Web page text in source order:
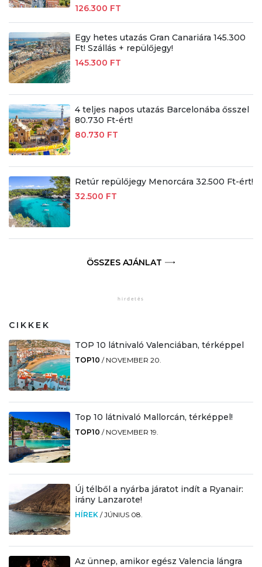
126.300 FT
Egy hetes utazás Gran Canariára 145.300
Ft! Szállás + repülőjegy!
145.300 FT
4 teljes napos utazás Barcelonába ősszel
80.730 Ft-ért!
80.730 FT
Retúr repülőjegy Menorcára 32.500 Ft-ért!
32.500 FT
ÖSSZES AJÁNLAT
CIKKEK
TOP 10 látnivaló Valenciában, térképpel
TOP10 / NOVEMBER 20.
Top 10 látnivaló Mallorcán, térképpel!
TOP10 / NOVEMBER 19.
Új télből a nyárba járatot indít a Ryanair:
irány Lanzarote!
HÍREK /JÚNIUS 08.
Az ünnep, amikor egész Valencia lángra